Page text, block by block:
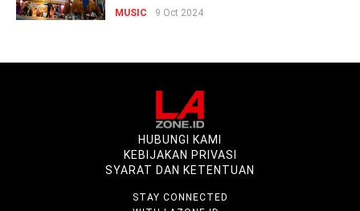
MUSIC 9 Oct 2024
HUBUNGI KAMI
KEBIJAKAN PRIVASI
SYARAT DAN KETENTUAN
STAY CONNECTED